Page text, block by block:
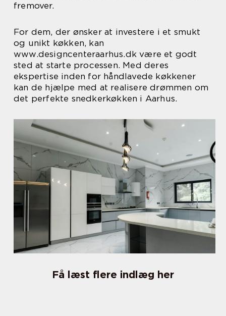
fremover.
For dem, der ønsker at investere i et smukt
og unikt køkken, kan
www.designcenteraarhus.dk være et godt
sted at starte processen. Med deres
ekspertise inden for håndlavede køkkener
kan de hjælpe med at realisere drømmen om
det perfekte snedkerkøkken i Aarhus.
Få læst flere indlæg her